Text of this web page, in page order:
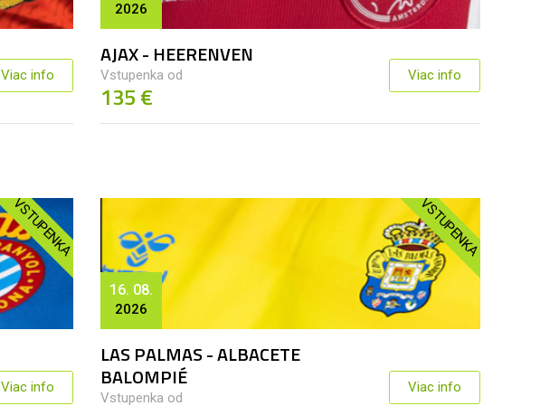
Viac info
2026
AJAX - HEERENVEN
Vstupenka od
135 €
Viac info
VSTUPENKA
Viac info
VSTUPENKA
16. 08.
2026
LAS PALMAS - ALBACETE
BALOMPIÉ
Vstupenka od
Viac info